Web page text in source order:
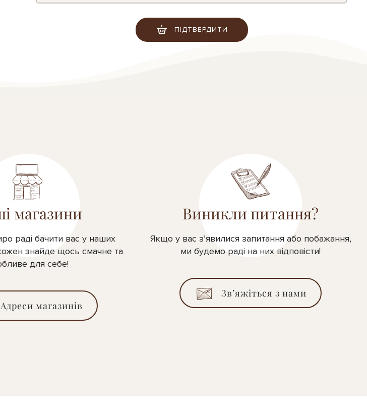
ПІДТВЕРДИТИ
магазини
раді бачити вас у наших
знайде щось смачне та
для себе!
Адреси магазинів
Виникли питання?
Якщо у вас з’явилися запитання або побажання,
ми будемо раді на них відповісти!
Зв’яжіться з нами